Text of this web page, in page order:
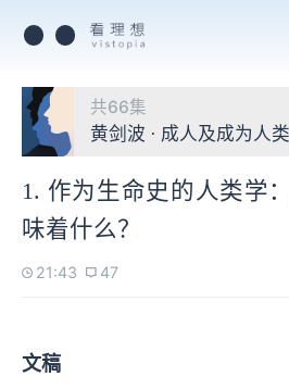
共66集
黄剑波 · 成人及成为人
1. 作为生命史的人类学
味着什么？
21:43 47
文稿